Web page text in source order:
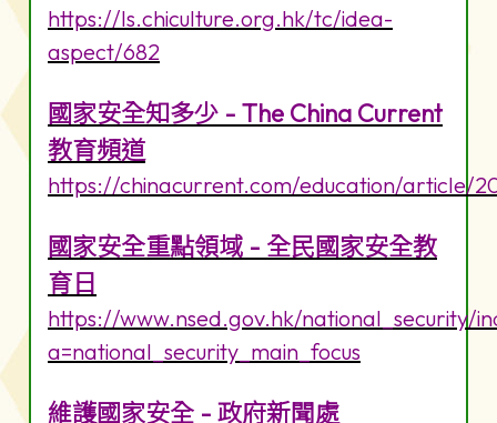
https://ls.chiculture.org.hk/tc/idea-
aspect/682
國家安全知多少 - The China Current
教育頻道
https://chinacurrent.com/education/article/
國家安全重點領域 - 全民國家安全教
育日
https://www.nsed.gov.hk/national_security/
a=national_security_main_focus
維護國家安全 - 政府新聞處